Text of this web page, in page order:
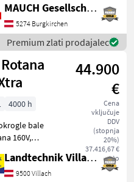
Control Pro
- Pick Up 2,
valjčni
-
MAUCH Gesellschaft m.b.H. & Co.KG
5274 Burgkirchen
Premium zlati prodajalec
44.900
€
Cena
vključuje
DDV
(stopnja
20%)
37.416,67 €
neto
4000 h
bale
160V,
Landtechnik Villach GmbH
9500 Villach